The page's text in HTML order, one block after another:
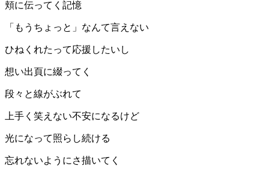
頬に伝ってく記憶
「もうちょっと」なんて言えない
ひねくれたって応援したいし
想い出頁に綴ってく
段々と線がぶれて
上手く笑えない不安になるけど
光になって照らし続ける
忘れないようにさ描いてく